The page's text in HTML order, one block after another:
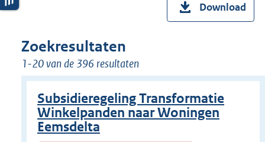
Download
Zoekresultaten
1-20 van de 396 resultaten
Subsidieregeling Transformatie
Winkelpanden naar Woningen
Eemsdelta